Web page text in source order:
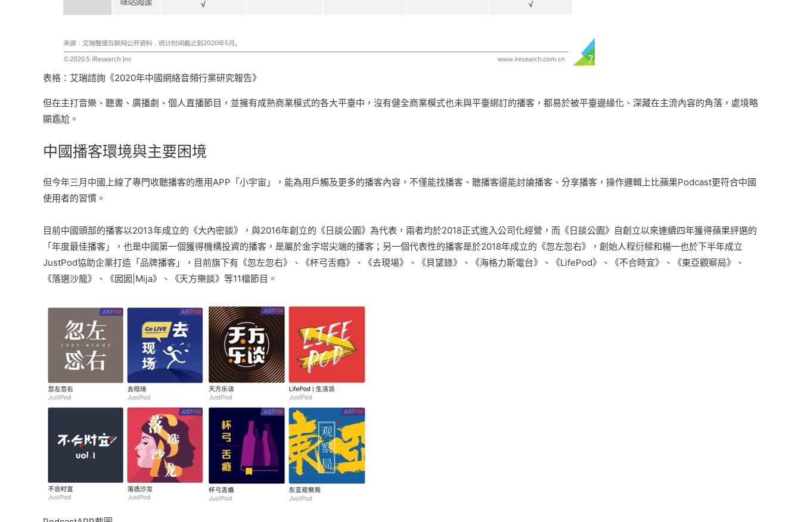
表格：艾瑞諮詢《2020年中國網絡音頻行業研究報告》
但在主打音樂、聽書、廣播劇、個人直播節目，並擁有成熟商業模式的各大平臺中，沒有健全商業模式也未與平臺綁訂的播客，都易於被平臺邊緣化、深藏在主流內容的角落，處境略
顯尷尬。
中國播客環境與主要困境
但今年三月中國上線了專門收聽播客的應用APP「小宇宙」，能為用戶觸及更多的播客內容，不僅能找播客、聽播客還能討論播客、分享播客，操作邏輯上比蘋果Podcast更符合中國
使用者的習慣。
目前中國頭部的播客以2013年成立的《大內密談》，與2016年創立的《日談公園》為代表，兩者均於2018正式進入公司化經營，而《日談公園》自創立以來連續四年獲得蘋果評選的
「年度最佳播客」，也是中國第一個獲得機構投資的播客，是屬於金字塔尖端的播客；另一個代表性的播客是於2018年成立的《忽左忽右》，創始人程衍樑和楊一也於下半年成立
JustPod協助企業打造「品牌播客」，目前旗下有《忽左忽右》、《杯弓舌癮》、《去現場》、《貝望錄》、《海格力斯電台》、《LifePod》、《不合時宜》、《東亞觀察局》、
《落選沙龍》、《囡囡|Mija》、《天方樂談》等11檔節目。